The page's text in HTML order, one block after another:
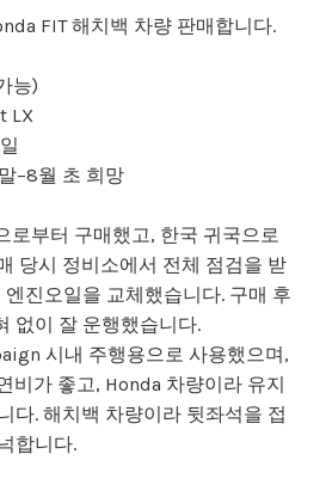
FIT 해치백 차량 판매합니다.
능)
LX
–8월 초 희망
로부터 구매했고, 한국 귀국으로
당시 정비소에서 전체 점검을 받
진오일을 교체했습니다. 구매 후
없이 잘 운행했습니다.
시내 주행용으로 사용했으며,
비가 좋고, Honda 차량이라 유지
다. 해치백 차량이라 뒷좌석을 접
합니다.